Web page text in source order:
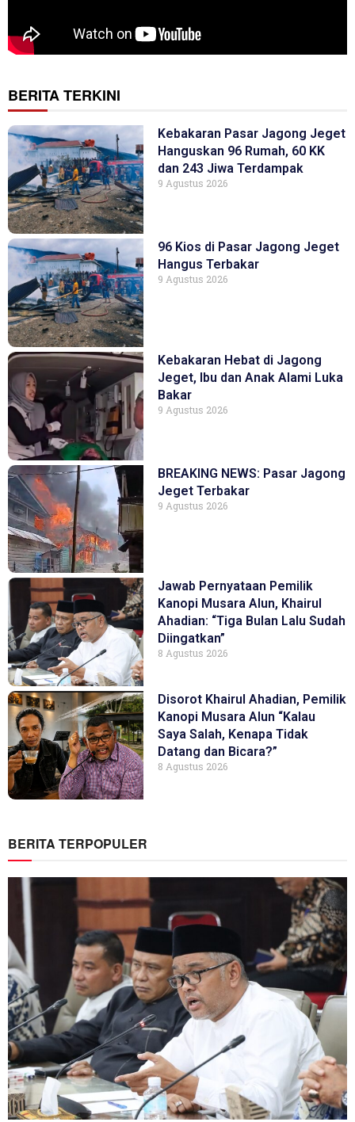
BERITA TERKINI
Kebakaran Pasar Jagong Jeget
Hanguskan 96 Rumah, 60 KK
dan 243 Jiwa Terdampak
9 Agustus 2026
96 Kios di Pasar Jagong Jeget
Hangus Terbakar
9 Agustus 2026
Kebakaran Hebat di Jagong
Jeget, Ibu dan Anak Alami Luka
Bakar
9 Agustus 2026
BREAKING NEWS: Pasar Jagong
Jeget Terbakar
9 Agustus 2026
Jawab Pernyataan Pemilik
Kanopi Musara Alun, Khairul
Ahadian: “Tiga Bulan Lalu Sudah
Diingatkan”
8 Agustus 2026
Disorot Khairul Ahadian, Pemilik
Kanopi Musara Alun “Kalau
Saya Salah, Kenapa Tidak
Datang dan Bicara?”
8 Agustus 2026
BERITA TERPOPULER